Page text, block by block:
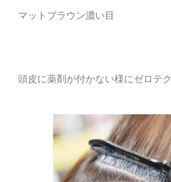
マットブラウン濃い目
頭皮に薬剤が付かない様にゼロテク